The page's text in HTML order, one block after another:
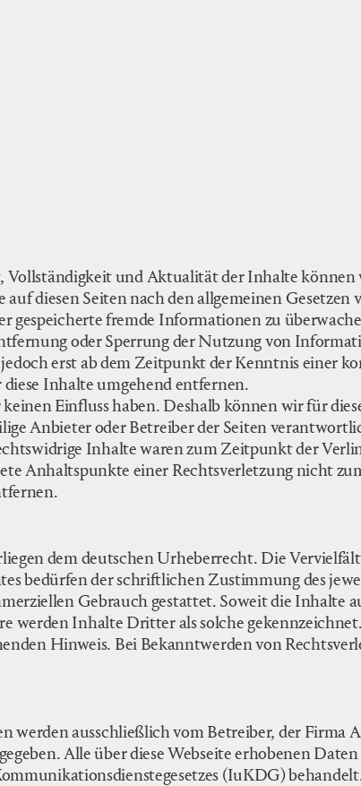
und Aktualität der Inhalte können
diesen Seiten nach den allgemeinen
fremde Informationen zu
oder Sperrung der Nutzung von
erst ab dem Zeitpunkt der Kenntnis einer
Inhalte umgehend entfernen.
Einfluss haben. Deshalb können wir für
Anbieter oder Betreiber der Seiten
Inhalte waren zum Zeitpunkt der
Anhaltspunkte einer Rechtsverletzung nicht
dem deutschen Urheberrecht. Die
bedürfen der schriftlichen Zustimmung des
Gebrauch gestattet. Soweit die Inhalte
werden Inhalte Dritter als solche
Hinweis. Bei Bekanntwerden von
ausschließlich vom Betreiber, der Firma
Alle über diese Webseite erhobenen Daten
(IuKDG)